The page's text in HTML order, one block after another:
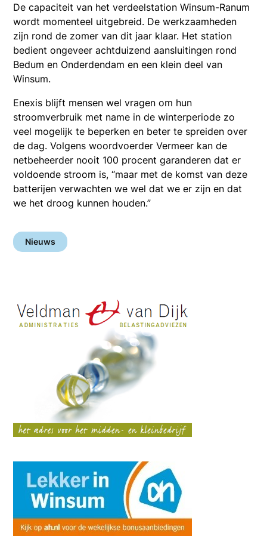
De capaciteit van het verdeelstation Winsum-Ranum
wordt momenteel uitgebreid. De werkzaamheden
zijn rond de zomer van dit jaar klaar. Het station
bedient ongeveer achtduizend aansluitingen rond
Bedum en Onderdendam en een klein deel van
Winsum.
Enexis blijft mensen wel vragen om hun
stroomverbruik met name in de winterperiode zo
veel mogelijk te beperken en beter te spreiden over
de dag. Volgens woordvoerder Vermeer kan de
netbeheerder nooit 100 procent garanderen dat er
voldoende stroom is, “maar met de komst van deze
batterijen verwachten we wel dat we er zijn en dat
we het droog kunnen houden.”
Nieuws